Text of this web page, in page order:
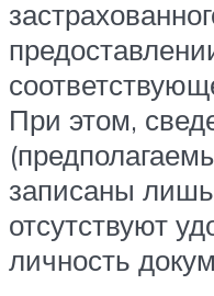
При этом,
записаны лишь
отсутствуют
личность